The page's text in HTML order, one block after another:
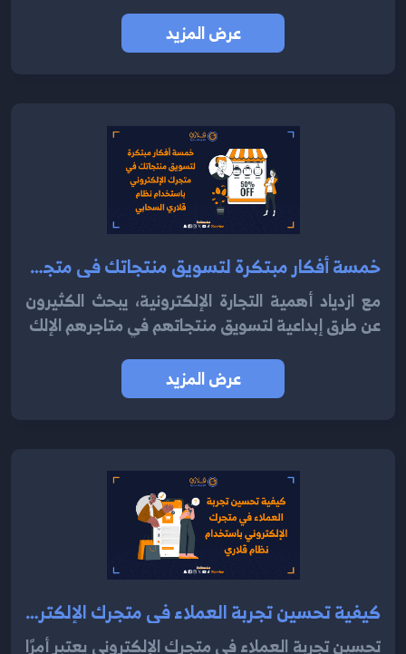
عرض المزيد
خمسة أفكار مبتكرة لتسويق منتجاتك في متجرك الإلكتروني باستخدام نظام قلاري السحابي 2024
مع ازدياد أهمية التجارة الإلكترونية، يبحث الكثيرون
عن طرق إبداعية لتسويق منتجاتهم في متاجرهم الإلك
عرض المزيد
كيفية تحسين تجربة العملاء في متجرك الإلكتروني باستخدام نظام قلاري 2024
تحسين تجربة العملاء في متجرك الإلكتروني يعتبر أمرًا